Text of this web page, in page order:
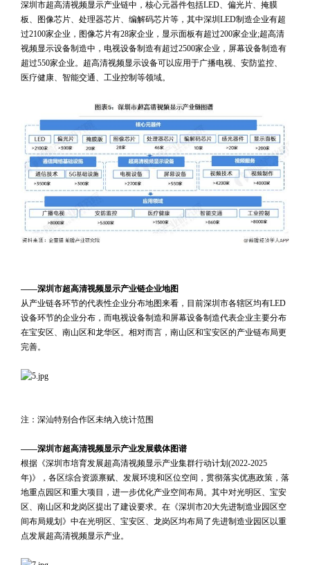
深圳市超高清视频显示产业链中，核心元器件包括LED、偏光片、掩膜
板、图像芯片、处理器芯片、编解码芯片等，其中深圳LED制造企业有超
过2100家企业，图像芯片有28家企业，显示面板有超过200家企业;超高清
视频显示设备制造中，电视设备制造有超过2500家企业，屏幕设备制造有
超过550家企业。超高清视频显示设备可以应用于广播电视、安防监控、
医疗健康、智能交通、工业控制等领域。
——深圳市超高清视频显示产业链企业地图
从产业链各环节的代表性企业分布地图来看，目前深圳市各辖区均有LED
设备环节的企业分布，而电视设备制造和屏幕设备制造代表企业主要分布
在宝安区、南山区和龙华区。相对而言，南山区和宝安区的产业链布局更
完善。
注：深汕特别合作区未纳入统计范围
——深圳市超高清视频显示产业发展载体图谱
根据《深圳市培育发展超高清视频显示产业集群行动计划(2022-2025
年)》，各区综合资源禀赋、发展环境和区位空间，贯彻落实优惠政策，落
地重点园区和重大项目，进一步优化产业空间布局。其中对光明区、宝安
区、南山区和龙岗区提出了建设要求。在《深圳市20大先进制造业园区空
间布局规划》中在光明区、宝安区、龙岗区均布局了先进制造业园区以重
点发展超高清视频显示产业。